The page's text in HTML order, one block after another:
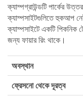
ক্যাম্পগ্রাউন্ডটি পার্কের
ক্যাম্পসাইটগুলিতে হুকআপ
ক্যাম্পসাইটে একটি পিকনিক
জন্য ফায়ার রিং থাকে।
অবস্থান
ফ্রেসনো থেকে দূরত্ব